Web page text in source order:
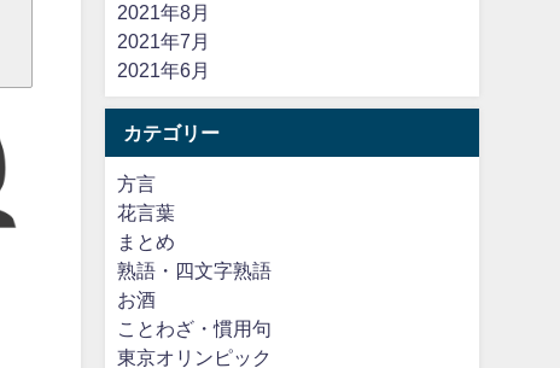
2021年8月
2021年7月
2021年6月
カテゴリー
方言
花言葉
まとめ
熟語・四文字熟語
お酒
ことわざ・慣用句
東京オリンピック